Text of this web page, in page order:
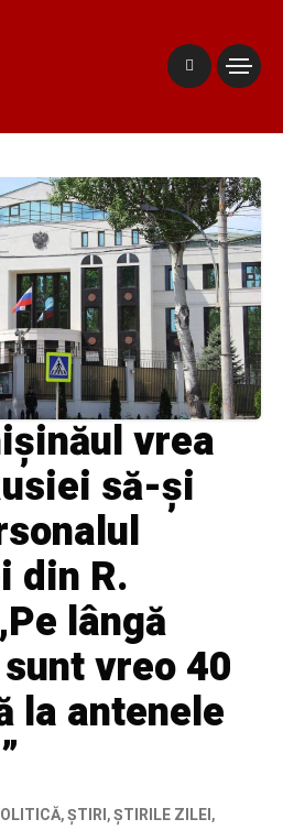
vrea
să-și
din R.
lângă
vreo 40
la antenele
,ȘTIRI,ȘTIRILE ZILEI,